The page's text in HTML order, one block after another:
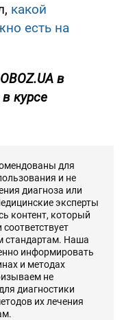
какой
есть на
в
курсе
для
и не
диагноза или
эксперты
контент, который
Наша
информировать
и методах
не
диагностики
их лечения